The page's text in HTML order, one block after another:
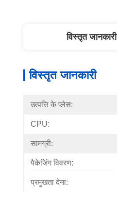
विस्तृत जानकारी
विस्तृत जानकारी
उत्पत्ति के प्लेस:
CPU:
सामग्री:
पैकेजिंग विवरण:
प्रमुखता देना: